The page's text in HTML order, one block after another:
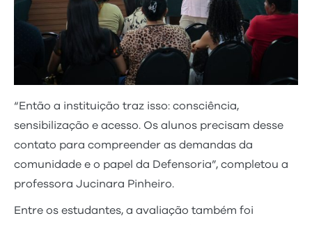
“Então a instituição traz isso: consciência,
sensibilização e acesso. Os alunos precisam desse
contato para compreender as demandas da
comunidade e o papel da Defensoria”, completou a
professora Jucinara Pinheiro.
Entre os estudantes, a avaliação também foi